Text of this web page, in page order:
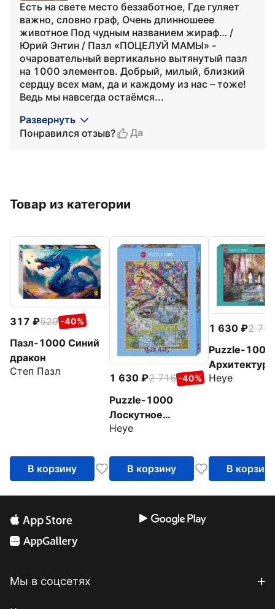
Есть на свете место беззаботное, Где гуляет
важно, словно граф, Очень длинношеее
животное Под чудным названием жираф… /
Юрий Энтин / Пазл «ПОЦЕЛУЙ МАМЫ» -
очаровательный вертикально вытянутый пазл
на 1000 элементов. Добрый, милый, близкий
сердцу всех мам, да и каждому из нас – тоже!
Ведь мы навсегда остаёмся...
Развернуть
Понравился отзыв?
Да
Товар из категории
317 529 -40%
Пазл-1000 Синий
дракон
Степ Пазл
В корзину
1 630 2 716 -40%
Puzzle-1000
Лоскутное
искусство.
Heye
В корзину
1 630
2 716
Puzzle-1000
фантазия.
Heye
В корзину
Мы в соцсетях